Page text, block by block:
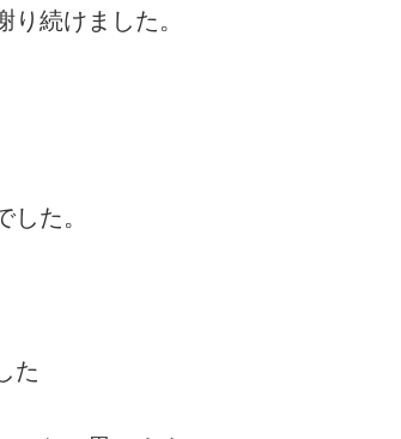
続けました。
た。
た